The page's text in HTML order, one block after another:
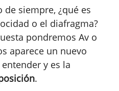
siempre, ¿qué es
o el diafragma?
pondremos Av o
aparece un nuevo
y es la
.